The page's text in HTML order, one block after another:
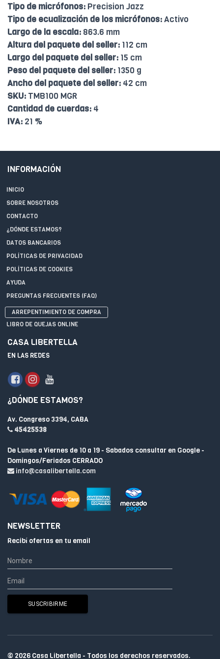
Tipo de micrófonos: Precision Jazz
Tipo de ecualización de los micrófonos:Activo
Largo de la escala: 863.6 mm
Altura del paquete del seller: 112 cm
Largo del paquete del seller: 15 cm
Peso del paquete del seller: 1350 g
Ancho del paquete del seller: 42 cm
SKU: TMB100 MGR
Cantidad de cuerdas: 4
IVA: 21 %
INFORMACIÓN
INICIO
SOBRE NOSOTROS
CONTACTO
¿DÓNDE ESTAMOS?
DATOS BANCARIOS
POLÍTICAS DE PRIVACIDAD
POLÍTICAS DE COOKIES
AYUDA
PREGUNTAS FRECUENTES (FAQ)
ARREPENTIMIENTO DE COMPRA
LIBRO DE QUEJAS ONLINE
CASA LIBERTELLA
EN LAS REDES
¿DÓNDE ESTAMOS?
Av. Congreso 3394, CABA
45425538
De Lunes a Viernes de 10 a 19 - Sabados consultar en Google -
Domingos/Feriados CERRADO
info@casalibertella.com
NEWSLETTER
Recibí ofertas en tu email
© 2026 Casa Libertella - Todos los derechos reservados.